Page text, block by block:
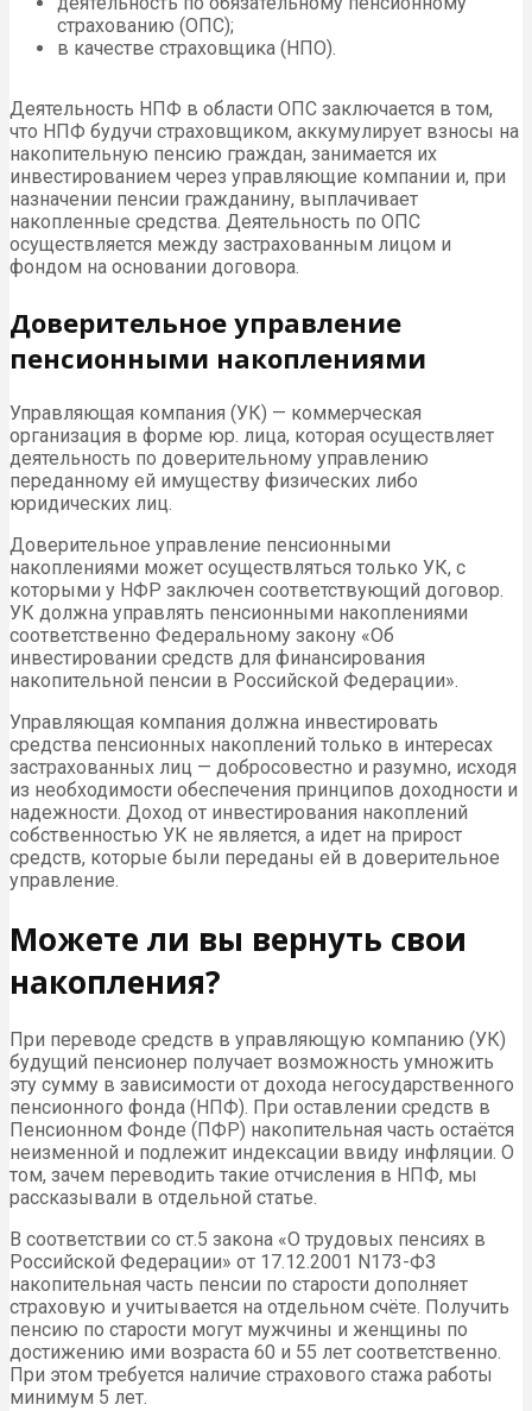
страхованию (ОПС);
в качестве страховщика (НПО).
Деятельность НПФ в области ОПС заключается в том,
что НПФ будучи страховщиком, аккумулирует взносы на
накопительную пенсию граждан, занимается их
инвестированием через управляющие компании и, при
назначении пенсии гражданину, выплачивает
накопленные средства. Деятельность по ОПС
осуществляется между застрахованным лицом и
фондом на основании договора.
Доверительное управление
пенсионными накоплениями
Управляющая компания (УК) — коммерческая
организация в форме юр. лица, которая осуществляет
деятельность по доверительному управлению
переданному ей имуществу физических либо
юридических лиц.
Доверительное управление пенсионными
накоплениями может осуществляться только УК, с
которыми у НФР заключен соответствующий договор.
УК должна управлять пенсионными накоплениями
соответственно Федеральному закону «Об
инвестировании средств для финансирования
накопительной пенсии в Российской Федерации».
Управляющая компания должна инвестировать
средства пенсионных накоплений только в интересах
застрахованных лиц — добросовестно и разумно, исходя
из необходимости обеспечения принципов доходности и
надежности. Доход от инвестирования накоплений
собственностью УК не является, а идет на прирост
средств, которые были переданы ей в доверительное
управление.
Можете ли вы вернуть свои
накопления?
При переводе средств в управляющую компанию (УК)
будущий пенсионер получает возможность умножить
эту сумму в зависимости от дохода негосударственного
пенсионного фонда (НПФ). При оставлении средств в
Пенсионном Фонде (ПФР) накопительная часть остаётся
неизменной и подлежит индексации ввиду инфляции. О
том, зачем переводить такие отчисления в НПФ, мы
рассказывали в отдельной статье.
В соответствии со ст.5 закона «О трудовых пенсиях в
Российской Федерации» от 17.12.2001 N173-ФЗ
накопительная часть пенсии по старости дополняет
страховую и учитывается на отдельном счёте. Получить
пенсию по старости могут мужчины и женщины по
достижению ими возраста 60 и 55 лет соответственно.
При этом требуется наличие страхового стажа работы
минимум 5 лет.